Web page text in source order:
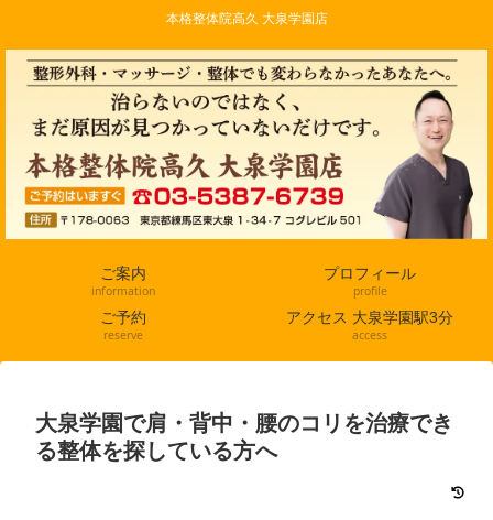
本格整体院高久 大泉学園店
ご案内
information
プロフィール
profile
ご予約
reserve
アクセス 大泉学園駅3分
access
大泉学園で肩・背中・腰のコリを治療でき
る整体を探している方へ